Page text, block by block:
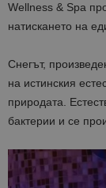
Wellness & Spa
натискането на
Снегът,
на истинския
природата.
бактерии и се